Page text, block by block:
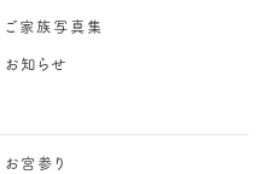
ご家族写真集
お知らせ
お宮参り